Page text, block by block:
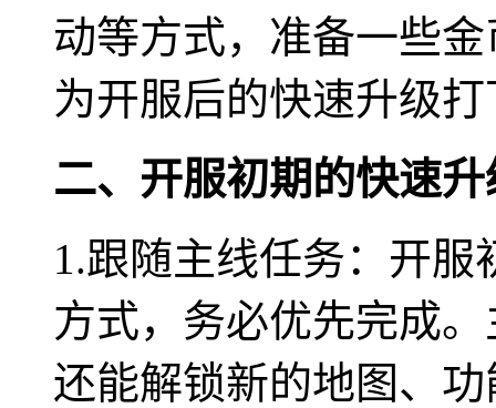
动等方式，准备一些
为开服后的快速升级
二、开服初期的快速升
1.跟随主线任务：开
方式，务必优先完成
还能解锁新的地图、